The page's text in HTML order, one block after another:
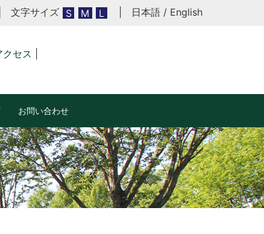
| 文字サイズ S M L 日本語 / English
クセス
お問い合わせ